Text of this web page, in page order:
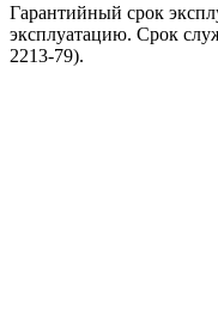
Гарантийный срок
эксплуатацию. Срок
2213-79).